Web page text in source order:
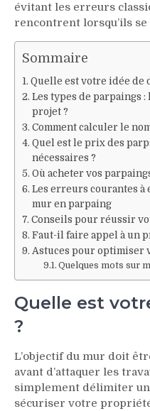
évitant les erreurs
rencontrent lorsqu’ils
Sommaire
Quelle est votre idée de
Les types de parpaings
projet ?
Comment calculer le
Quel est le prix des
nécessaires ?
Où acheter vos
Les erreurs courantes à
mur en parpaing
Conseils pour réussir
Faut-il faire appel à un
Astuces pour optimiser
Quelques mots sur
Quelle est
?
L’objectif du mur doit
avant d’attaquer les
simplement délimiter
sécuriser votre